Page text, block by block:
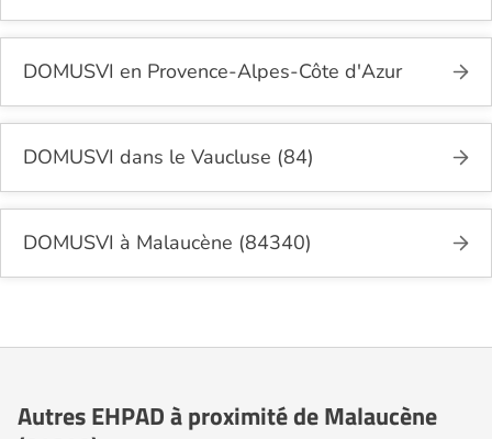
DOMUSVI en Provence-Alpes-Côte d'Azur
DOMUSVI dans le Vaucluse (84)
DOMUSVI à Malaucène (84340)
Autres EHPAD à proximité de Malaucène